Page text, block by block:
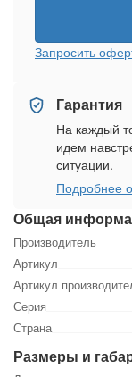
Общая
Производитель
Артикул
Артикул
Серия
Страна
Размеры и
Запросить
Гарантия
На каждый
идем
ситуации.
Подробнее